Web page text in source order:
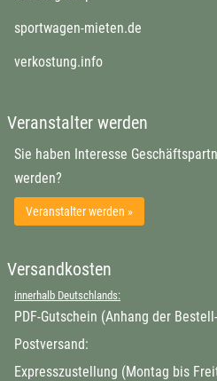
sportwagen-mieten.de
verkostung.infoöffnet in neuem
Veranstalter werden
Sie haben Interesse
werden?
Veranstalter werden »
Versandkosten
innerhalb Deutschlands:
PDF-Gutschein (Anhang der
Postversand:
Expresszustellung (Montag bis